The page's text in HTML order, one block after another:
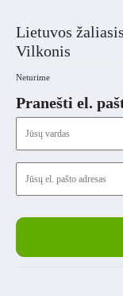
Lietuvos
Vilkonis
Neturime
Pranešti el.